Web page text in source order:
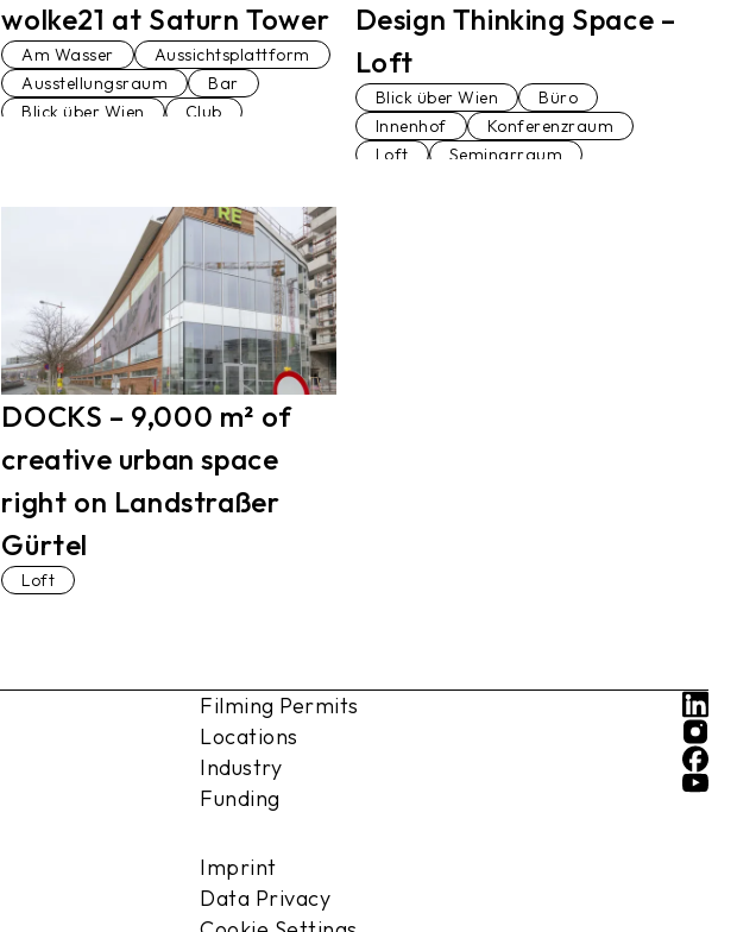
wolke21 at Saturn Tower
Am Wasser
Aussichtsplattform
Ausstellungsraum
Bar
Blick über Wien
Club
Veranstaltungsraum
Vortragssaal
Design Thinking Space –
Loft
Blick über Wien
Büro
Innenhof
Konferenzraum
Loft
Seminarraum
DOCKS – 9,000 m² of
creative urban space
right on Landstraßer
Gürtel
Loft
Filming Permits
Locations
Industry
Funding
Imprint
Data Privacy